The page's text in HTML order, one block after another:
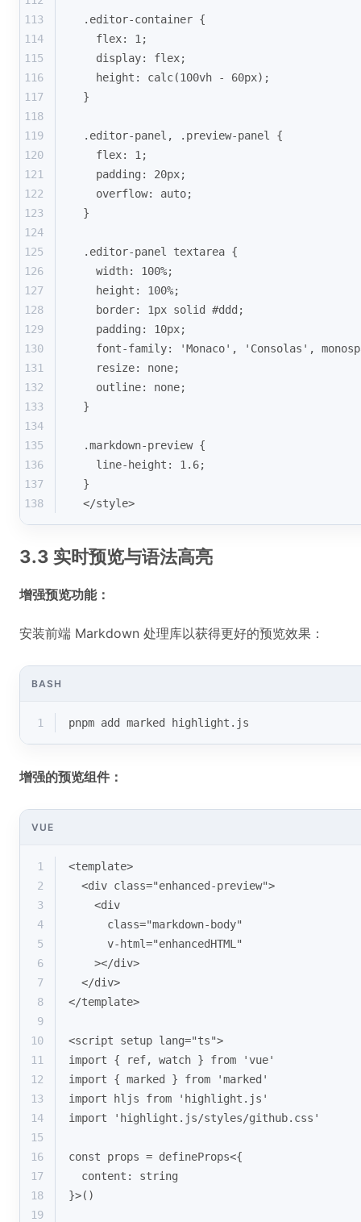
113
.editor-container {
114
  flex: 1;
115
  display: flex;
116
  height: calc(100vh - 60px);
117
}
118
119
.editor-panel, .preview-panel {
120
  flex: 1;
121
  padding: 20px;
122
  overflow: auto;
123
}
124
125
.editor-panel textarea {
126
  width: 100%;
127
  height: 100%;
128
  border: 1px solid #ddd;
129
  padding: 10px;
130
font-family: 'Monaco', 'Consolas',
131
  resize: none;
132
  outline: none;
133
}
134
135
.markdown-preview {
136
  line-height: 1.6;
137
}
138
</style>
3.3 实时预览与语法高亮
增强预览功能：
安装前端 Markdown 处理库以获得更好的预览效果：
BASH
1 pnpm add marked highlight.js
增强的预览组件：
VUE
1
<template>
2
  <div class="enhanced-preview">
3
    <div
4
      class="markdown-body"
5
      v-html="enhancedHTML"
6
    ></div>
7
  </div>
8
</template>
9
10
<script setup lang="ts">
11
import { ref, watch } from 'vue'
12
import { marked } from 'marked'
13
import hljs from 'highlight.js'
14
import 'highlight.js/styles/github.css'
15
16
const props = defineProps<{
17
  content: string
18
}>()
19